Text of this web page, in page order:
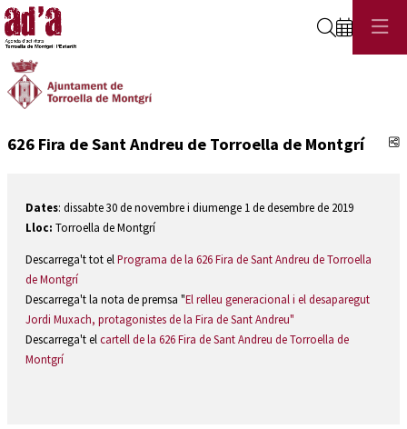
Cerca
626 Fira de Sant Andreu de Torroella de Montgrí
Dates: dissabte 30 de novembre i diumenge 1 de desembre de 2019
Lloc: Torroella de Montgrí
Descarrega't tot el Programa de la 626 Fira de Sant Andreu de Torroella
de Montgrí
Descarrega't la nota de premsa "El relleu generacional i el desaparegut
Jordi Muxach, protagonistes de la Fira de Sant Andreu"
Descarrega't el cartell de la 626 Fira de Sant Andreu de Torroella de
Montgrí